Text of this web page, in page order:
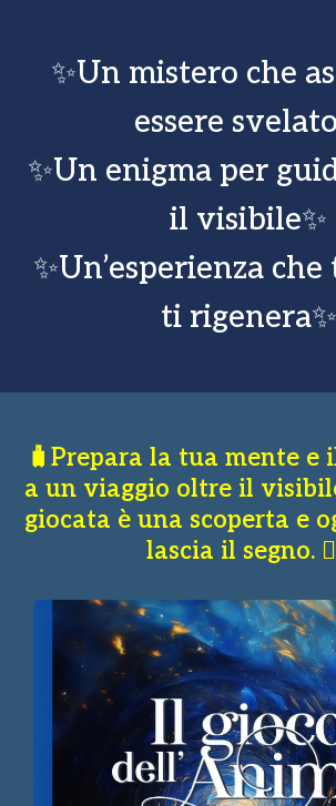
✨Un mistero che
essere
✨Un enigma per
il visibile✨
✨Un’esperienza
ti rigenera✨
🧳Prepara la tua mente
a un viaggio oltre il
giocata è una scoperta e
lascia il segno.